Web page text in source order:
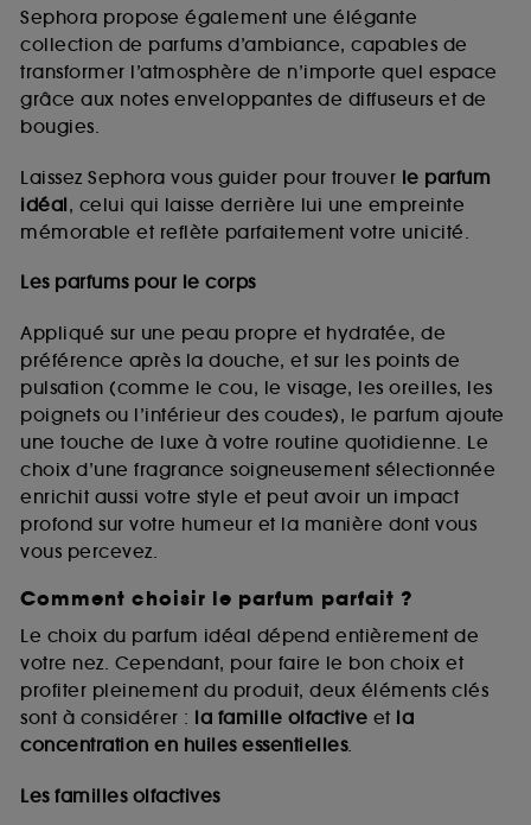
Sephora propose également une élégante
collection de parfums d’ambiance, capables de
transformer l’atmosphère de n’importe quel espace
grâce aux notes enveloppantes de diffuseurs et de
bougies.
Laissez Sephora vous guider pour trouver le parfum
idéal, celui qui laisse derrière lui une empreinte
mémorable et reflète parfaitement votre unicité.
Les parfums pour le corps
Appliqué sur une peau propre et hydratée, de
préférence après la douche, et sur les points de
pulsation (comme le cou, le visage, les oreilles, les
poignets ou l’intérieur des coudes), le parfum ajoute
une touche de luxe à votre routine quotidienne. Le
choix d’une fragrance soigneusement sélectionnée
enrichit aussi votre style et peut avoir un impact
profond sur votre humeur et la manière dont vous
vous percevez.
Comment choisir le parfum parfait ?
Le choix du parfum idéal dépend entièrement de
votre nez. Cependant, pour faire le bon choix et
profiter pleinement du produit, deux éléments clés
sont à considérer : la famille olfactive et la
concentration en huiles essentielles.
Les familles olfactives
de vous plaire via des publicités, y compris sur des
sites tiers et sur les réseaux sociaux, sur la base
des pages que vous avez consultées, de votre
navigation, et de l'historique de vos interactions.
d’en améliorer la performance.
Cookies de sécurisation des paiements en ligne :
fraudes aux moyens de paiement et les
usurpations d’identité.
Cookies fonctionnels :il s’agit de cookies
permettant l’affichage et/ou la fourniture de
certaines fonctionnalités du site, tel que les
cookies d’authentification qui sont utilisés afin de
vous faire bénéficier de l’authentification
prolongée vous permettant d’accéder à votre
compte lors de votre prochaine visite sur le site
sans saisir à nouveau votre identifiant et mot de
passe.
A l'exception des cookies techniques, le dépôt et la
lecture de ces traceurs requiert votre accord. Vous
pouvez personnaliser vos choix concernant le dépôt
de ces cookies grâce au bouton "personnaliser mes
choix" ci-dessous ou décider de "tout accepter".
Sephora pourra associer les informations de
navigation collectées par ces Cookies, pour les
collectées ou générées lors de votre activité en ligne